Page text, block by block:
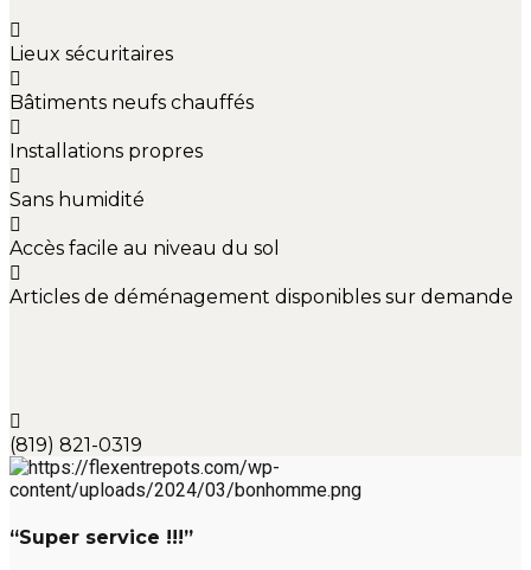
Lieux sécuritaires
Bâtiments neufs chauffés
Installations propres
Sans humidité
Accès facile au niveau du sol
Articles de déménagement disponibles sur demande
(819) 821-0319
“Super service !!!”